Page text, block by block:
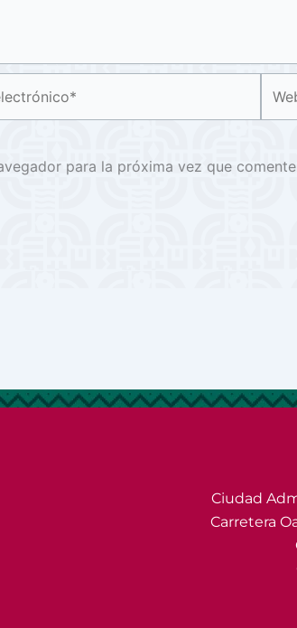
para la próxima vez que
Ciudad
Carretera